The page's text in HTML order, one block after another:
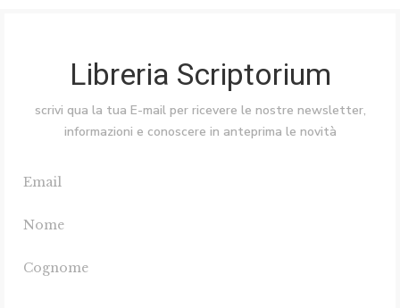
Libreria Scriptorium
scrivi qua la tua E-mail per ricevere le nostre newsletter,
informazioni e conoscere in anteprima le novità